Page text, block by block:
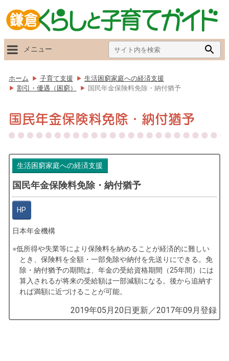
Search
for:
メニュー
ホーム 子育て支援
生活困窮家庭への経済支援
割引・優遇（困窮）
国民年金保険料免除・納付猶予
国民年金保険料免除・納付猶予
生活困窮家庭への経済支援
国民年金保険料免除・納付猶予
HP
日本年金機構
低所得や失業等により保険料を納めることが経済的に難しい
とき、保険料を全額・一部免除や納付を先送りにできる。免
除・納付猶予の期間は、年金の受給資格期間（25年間）には
算入されるが将来の受給額は一部減額になる。後から追納す
れば満額に近づけることが可能。
2019年05月20日更新／2017年09月登録
コ